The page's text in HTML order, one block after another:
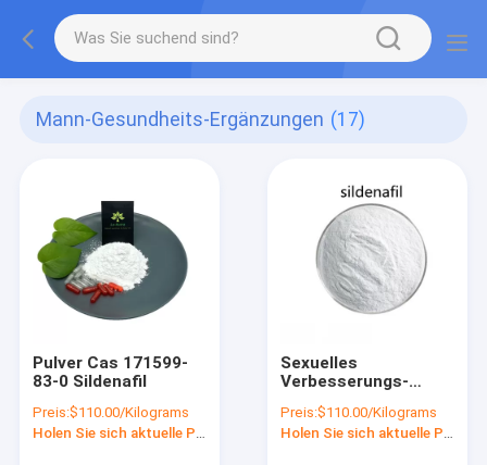
Mann-Gesundheits-Ergänzungen (17)
Pulver Cas 171599-
83-0 Sildenafil
Preis:$110.00/Kilograms
Holen Sie sich aktuelle Preis
Sexuelles
Verbesserungs-
Pulver
Preis:$110.00/Kilograms
Holen Sie sich aktuelle Preis